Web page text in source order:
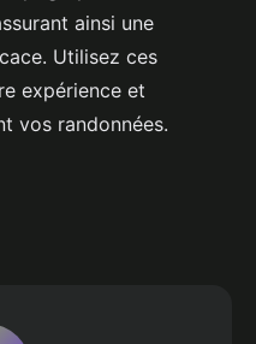
ainsi une
Utilisez ces
expérience et
vos randonnées.